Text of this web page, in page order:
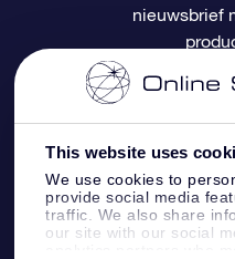
This website uses
We use cookies to
provide social media
traffic. We also share
our site with our social
OSR Recensies
OSR Cadeaukaart
Relatiegeschenken
Gepersonaliseerde
One Million Stars
OSR Starsaver
Fly me to the Stars
Betalingsinformatie
Verzendinformatie
Retourbeleid
Constellaties
nieuwsbrief